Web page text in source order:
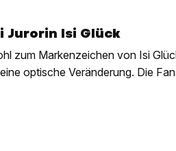
Jurorin Isi Glück
zum Markenzeichen von Isi
optische Veränderung. Die